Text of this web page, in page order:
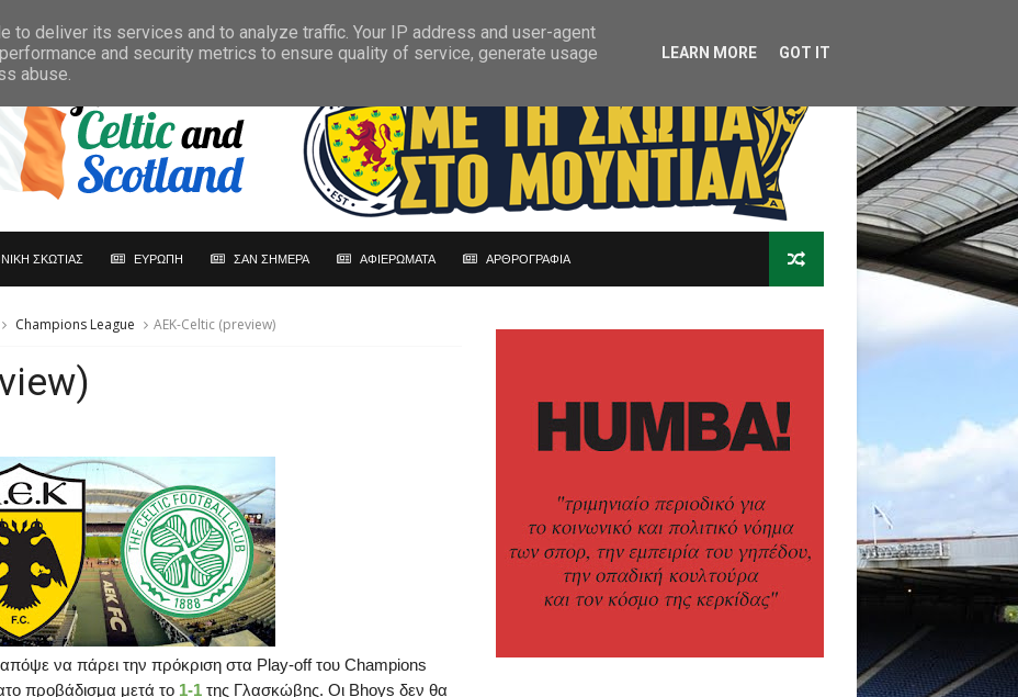
ΣΚΩΤΙΑΣ ΕΥΡΩΠΗ ΣΑΝ ΣΗΜΕΡΑ ΑΦΙΕΡΩΜΑΤΑ ΑΡΘΡΟΓΡΑΦΙΑ
Champions League AEK-Celtic (preview)
να πάρει την πρόκριση στα Play-offτου Champions
προβάδισμα μετά το 1-1 της Γλασκώβης. Οι Bhoys δεν θα
to deliver its services and to analyze traffic. Your IP address and user-agent
and security metrics to ensure quality of service, generate usage
abuse.
LEARN MORE GOT IT